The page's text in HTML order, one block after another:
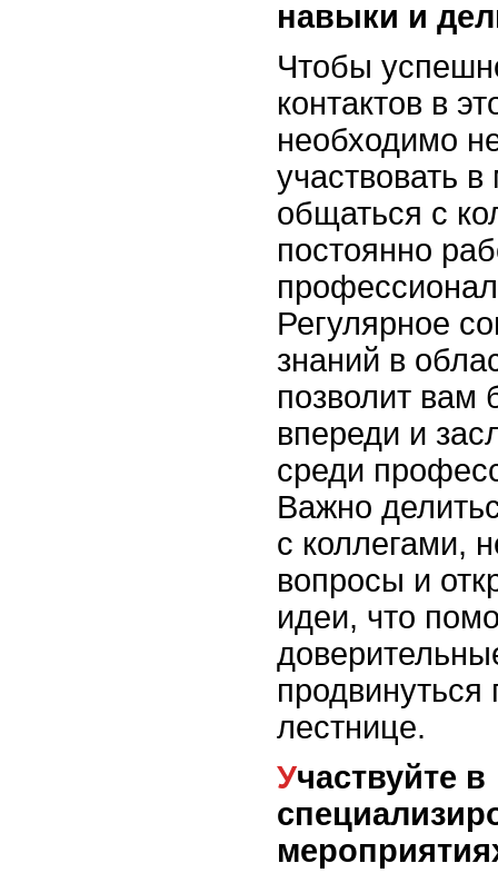
навыки и
Чтобы
контактов в
необходимо
участвовать
общаться с
постоянно
Регулярное
знаний в
позволит вам
впереди и
среди
Важно
с коллегами,
вопросы и
идеи, что
продвинуться
лестнице.
Участвуйте в